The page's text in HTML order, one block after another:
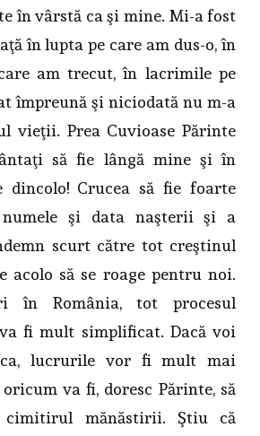
în vârstă ca şi mine. Mi-a fost
în lupta pe care am dus-o, în
am trecut, în lacrimile pe
împreună şi niciodată nu m-a
vieţii. Prea Cuvioase Părinte
să fie lângă mine şi în
dincolo! Crucea să fie foarte
numele şi data naşterii şi a
scurt către tot creştinul
acolo să se roage pentru noi.
în România, tot procesul
fi mult simplificat. Dacă voi
lucrurile vor fi mult mai
va fi, doresc Părinte, să
mănăstirii. Ştiu că